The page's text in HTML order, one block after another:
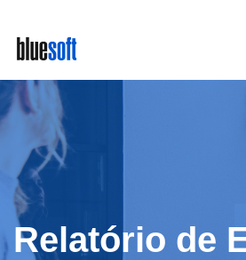
main
content
Relatório de